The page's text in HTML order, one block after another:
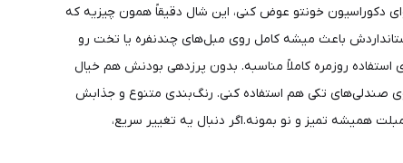
حال‌وهوای دکوراسیون خونتو عوض کنی، این شال دقیقاً همون چیزیه که
باعث میشه کامل روی مبل‌های چندنفره یا تخت رو
روزمره کاملاً مناسبه. بدون پرزدهی بودنش هم خیال
صندلی‌های تکی هم استفاده کنی. رنگ‌بندی متنوع و جذابش
همیشه تمیز و نو بمونه.اگر دنبال یه تغییر سریع،